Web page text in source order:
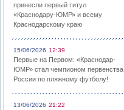
принесли первый титул
«Краснодару-ЮМР» и всему
Краснодарскому краю
15/06/2026 12:39
Первые на Первом: «Краснодар-
ЮМР» стал чемпионом первенства
России по пляжному футболу!
13/06/2026 21:22